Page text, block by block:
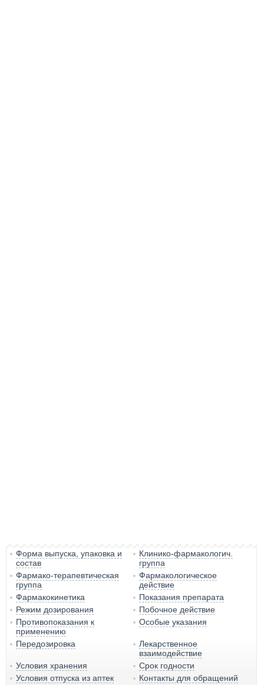
Форма выпуска, упаковка и
состав
Клинико-фармакологич.
группа
Фармако-терапевтическая
группа
Фармакологическое
действие
Фармакокинетика
Показания препарата
Режим дозирования
Побочное действие
Противопоказания к
применению
Особые указания
Передозировка
Лекарственное
взаимодействие
Условия хранения
Срок годности
Условия отпуска из аптек
Контакты для обращений